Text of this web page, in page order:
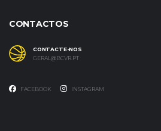
CONTACTOS
CONTACTE-NOS
GERAL@BCVR.PT
FACEBOOK INSTAGRAM